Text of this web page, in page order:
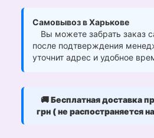
Самовывоз в Харькове
Вы можете забрать заказ
после подтверждения
уточнит адрес и удобное
🚚Бесплатная доставка
грн ( не распостраняется